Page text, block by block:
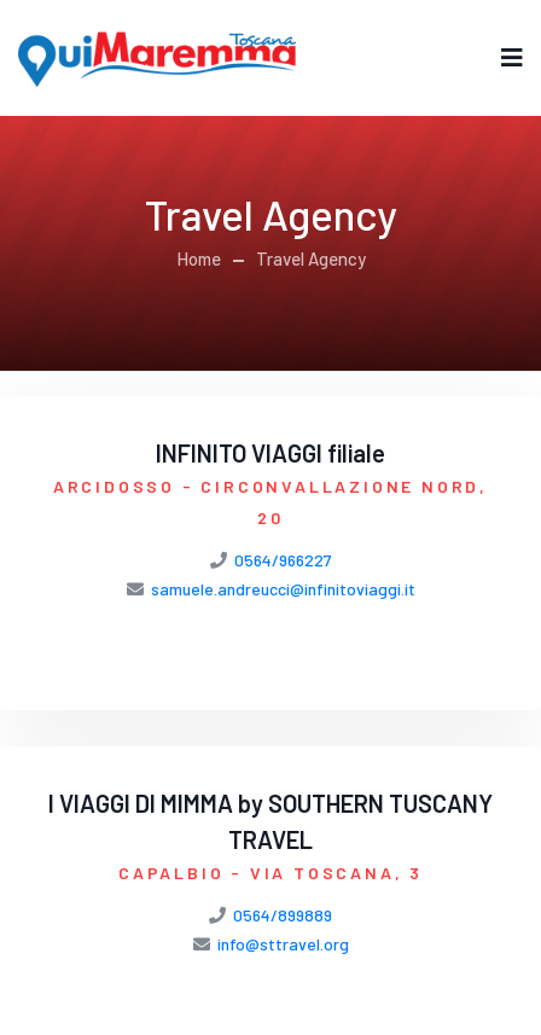
Travel Agency
Home Travel Agency
INFINITO VIAGGI filiale
ARCIDOSSO
- CIRCONVALLAZIONE NORD,
20
0564/966227
samuele.andreucci@infinitoviaggi.it
I VIAGGI DI MIMMA by SOUTHERN TUSCANY
TRAVEL
CAPALBIO - VIA TOSCANA, 3
0564/899889
info@sttravel.org